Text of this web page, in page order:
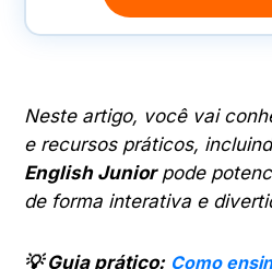
Neste artigo, você vai
e recursos práticos,
English Juniorpode
de forma interativa e
💡 Guia prático: Como